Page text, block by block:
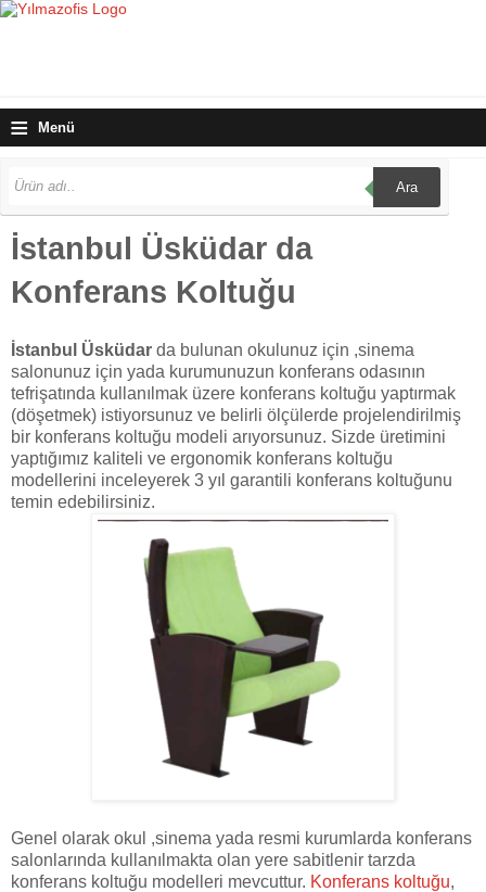
≡ Menü
Ara
İstanbul Üsküdar da
Konferans Koltuğu
İstanbul Üsküdar da bulunan okulunuz için ,sinema
salonunuz için yada kurumunuzun konferans odasının
tefrişatında kullanılmak üzere konferans koltuğu yaptırmak
(döşetmek) istiyorsunuz ve belirli ölçülerde projelendirilmiş
bir konferans koltuğu modeli arıyorsunuz. Sizde üretimini
yaptığımız kaliteli ve ergonomik konferans koltuğu
modellerini inceleyerek 3 yıl garantili konferans koltuğunu
temin edebilirsiniz.
Genel olarak okul ,sinema yada resmi kurumlarda konferans
salonlarında kullanılmakta olan yere sabitlenir tarzda
konferans koltuğu modelleri mevcuttur. Konferans koltuğu,